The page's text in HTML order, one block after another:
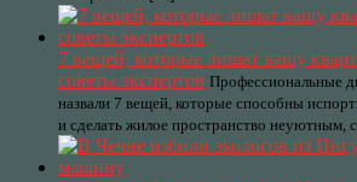
7 вещей, которые лишат вашу
советы экспертов Профессиональные
назвали 7 вещей, которые способны
и сделать жилое пространство